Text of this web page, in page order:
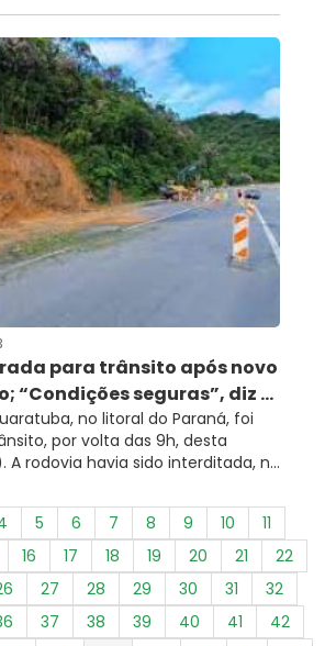
para trânsito após novo
“Condições seguras”, diz ...
no litoral do Paraná, foi
por volta das 9h, desta
rodovia havia sido interditada, n...
5 6 7 8 9 10
11
16 17 18 19 20 21
22
27 28 29 30 31
32
37 38 39 40 41
42